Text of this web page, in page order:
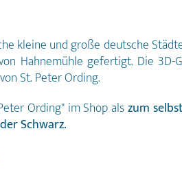
kleine und große deutsche
Hahnemühle gefertigt. Die 3D-
St. Peter Ording.
Ording" im Shop alszum
Schwarz.